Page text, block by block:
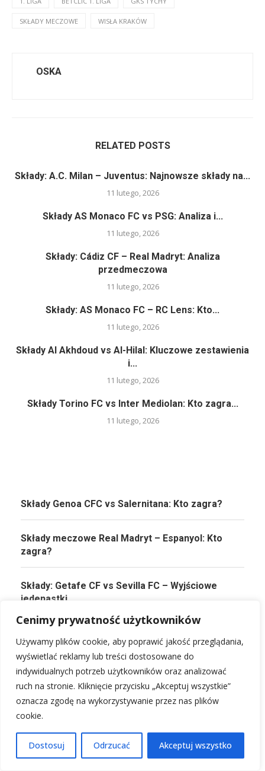
Cenimy prywatność użytkowników
Używamy plików cookie, aby poprawić jakość przeglądania,
wyświetlać reklamy lub treści dostosowane do
indywidualnych potrzeb użytkowników oraz analizować
ruch na stronie. Kliknięcie przycisku „Akceptuj wszystkie”
oznacza zgodę na wykorzystywanie przez nas plików
cookie.
Dostosuj Odrzucać Akceptuj wszystko
SKŁADY MECZOWE WISŁA KRAKÓW
OSKA
RELATED POSTS
Składy: A.C. Milan – Juventus: Najnowsze składy na...
11 lutego, 2026
Składy AS Monaco FC vs PSG: Analiza i...
11 lutego, 2026
Składy: Cádiz CF – Real Madryt: Analiza
przedmeczowa
11 lutego, 2026
Składy: AS Monaco FC – RC Lens: Kto...
11 lutego, 2026
Składy Al Akhdoud vs Al-Hilal: Kluczowe zestawienia
i...
11 lutego, 2026
Składy Torino FC vs Inter Mediolan: Kto zagra...
11 lutego, 2026
Składy Genoa CFC vs Salernitana: Kto zagra?
Składy meczowe Real Madryt – Espanyol: Kto
zagra?
Składy: Getafe CF vs Sevilla FC – Wyjściowe
jedenastki
przewidywania
Składy Club Brugge – Osasuna: Analiza
PRZECZYTAJ KONIECZNIE!